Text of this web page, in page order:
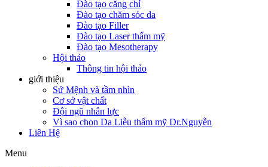
Đào tạo căng chỉ
Đào tạo chăm sóc da
Đào tạo Filler
Đào tạo Laser thẩm mỹ
Đào tạo Mesotherapy
Hội thảo
Thông tin hội thảo
giới thiệu
Sứ Mệnh và tầm nhìn
Cơ sở vật chất
Đội ngũ nhân lực
Vì sao chọn Da Liễu thẩm mỹ Dr.Nguyễn
Liên Hệ
Menu